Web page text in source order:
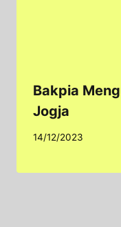
Bakpia
Jogja
14/12/2023